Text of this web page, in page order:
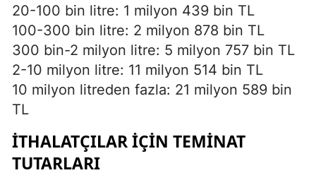
20-100 bin litre: 1 milyon 439 bin TL
100-300 bin litre: 2 milyon 878 bin TL
300 bin-2 milyon litre: 5 milyon 757 bin TL
2-10 milyon litre: 11 milyon 514 bin TL
10 milyon litreden fazla: 21 milyon 589 bin
TL
İTHALATÇILAR İÇIN TEMINAT
TUTARLARI